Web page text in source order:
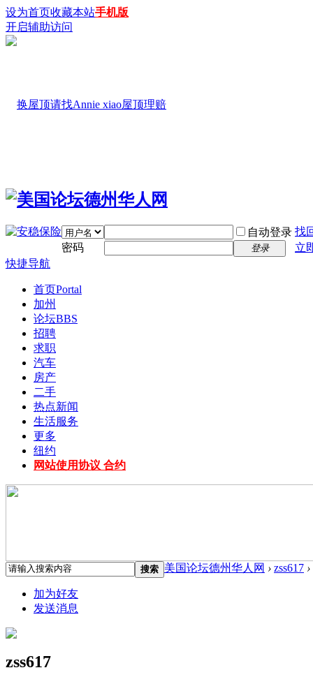
设为首页收藏本站手机版
开启辅助访问
自动登录 找
密码
登录
立
快捷导航
首页Portal
加州
论坛BBS
招聘
求职
汽车
房产
二手
热点新闻
生活服务
更多
纽约
网站使用协议 合约
搜索 美国论坛德州华人网 › zss617 ›
加为好友
发送消息
zss617